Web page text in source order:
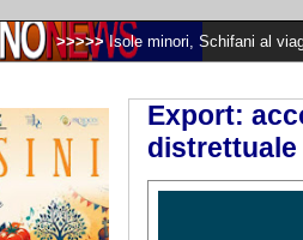
Isole minori, Schifani al viaggio
Export:
distrettuale